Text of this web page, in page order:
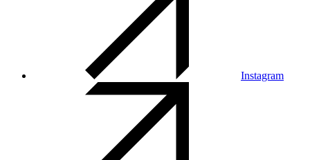
Instagram